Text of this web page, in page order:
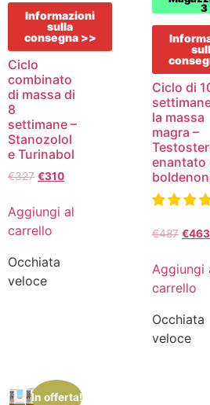
Informazioni
sulla
consegna >>
Ciclo
combinato
di massa di
8
settimane –
Stanozolol
e Turinabol
€327 €310
Aggiungi al
carrello
Occhiata
veloce
3
Ciclo di
la massa
magra –
enantato
€487 €463
Aggiungi
carrello
Occhiata
veloce
In offerta!